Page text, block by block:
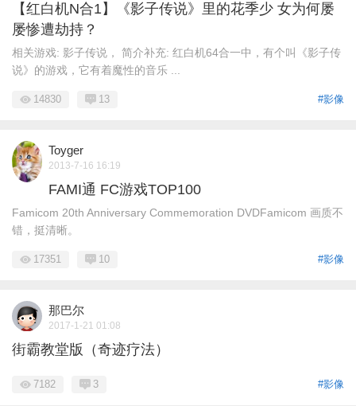
【红白机N合1】《影子传说》里的花季少 女为何屡
屡惨遭劫持？
相关游戏: 影子传说， 简介补充: 红白机64合一中，有个叫《影子传
说》的游戏，它有着魔性的音乐 ...
#影像
14830 13
Toyger
2013-7-16 16:19
FAMI通 FC游戏TOP100
Famicom 20th Anniversary Commemoration DVDFamicom 画质不
错，挺清晰。
#影像
17351 10
那巴尔
2017-1-21 01:08
街霸教堂版（奇迹疗法）
#影像
7182 3